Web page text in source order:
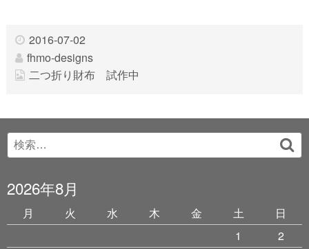
2016-07-02
fhmo-designs
二つ折り財布 試作中
Search
for:
2026年8月
月 火 水 木 金 土
日
1
2